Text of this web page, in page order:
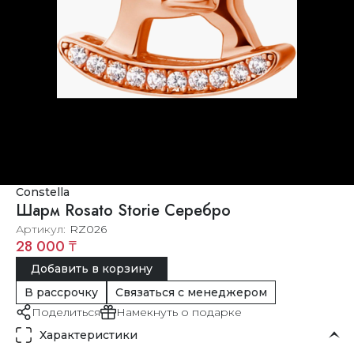
Constella
Шарм Rosato Storie Серебро
Артикул RZ026
28 000 ₸
Добавить в корзину
В рассрочку
Связаться с менеджером
Поделиться
Намекнуть о подарке
Характеристики